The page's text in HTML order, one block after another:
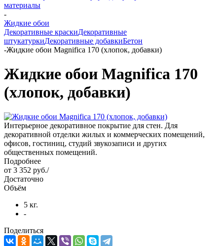
материалы
-
Жидкие обои
Декоративные краскиДекоративные
штукатуркиДекоративные добавкиБетон
-Жидкие обои Magnifica 170 (хлопок, добавки)
Жидкие обои Magnifica 170
(хлопок, добавки)
Интерьерное декоративное покрытие для стен. Для
декоративной отделки жилых и коммерческих помещений,
офисов, гостиниц, студий звукозаписи и других
общественных помещений.
Подробнее
от 3 352 руб./
Достаточно
Объём
5 кг.
-
Поделиться